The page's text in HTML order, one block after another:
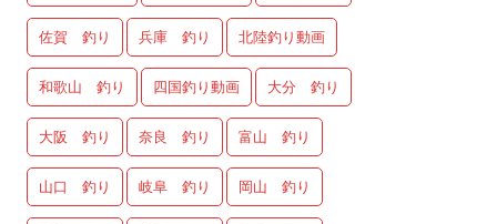
佐賀 釣り 兵庫 釣り 北陸釣り動画
和歌山 釣り 四国釣り動画 大分 釣り
大阪 釣り 奈良 釣り 富山 釣り
山口 釣り 岐阜 釣り 岡山 釣り